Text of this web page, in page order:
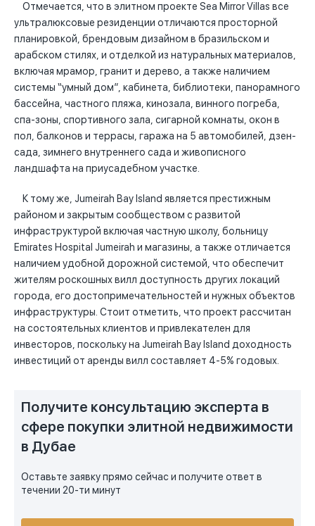
Отмечается, что в элитном проекте Sea Mirror Villas все
ультралюксовые резиденции отличаются просторной
планировкой, брендовым дизайном в бразильском и
арабском стилях, и отделкой из натуральных материалов,
включая мрамор, гранит и дерево, а также наличием
системы “умный дом”, кабинета, библиотеки, панорамного
бассейна, частного пляжа, кинозала, винного погреба,
спа-зоны, спортивного зала, сигарной комнаты, окон в
пол, балконов и террасы, гаража на 5 автомобилей, дзен-
сада, зимнего внутреннего сада и живописного
ландшафта на приусадебном участке.
К тому же, Jumeirah Bay Island является престижным
районом и закрытым сообществом с развитой
инфраструктурой включая частную школу, больницу
Emirates Hospital Jumeirah и магазины, а также отличается
наличием удобной дорожной системой, что обеспечит
жителям роскошных вилл доступность других локаций
города, его достопримечательностей и нужных объектов
инфраструктуры. Стоит отметить, что проект рассчитан
на состоятельных клиентов и привлекателен для
инвесторов, поскольку на Jumeirah Bay Island доходность
инвестиций от аренды вилл составляет 4-5% годовых.
Получите консультацию эксперта в
сфере покупки элитной недвижимости
в Дубае
Оставьте заявку прямо сейчас и получите ответ в
течении 20-ти минут